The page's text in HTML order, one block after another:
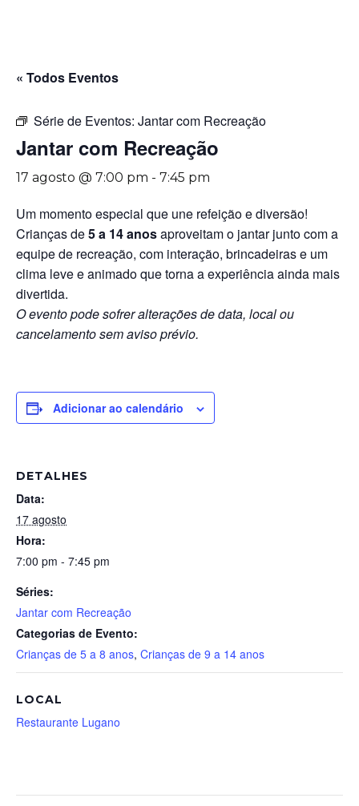
« Todos Eventos
Série de Eventos: Jantar com Recreação
Jantar com Recreação
17 agosto @ 7:00 pm - 7:45 pm
Um momento especial que une refeição e diversão!
Crianças de5 a 14 anosaproveitam o jantar junto com a
equipe de recreação, com interação, brincadeiras e um
clima leve e animado que torna a experiência ainda mais
divertida.
O evento pode sofrer alterações de data, local ou
cancelamento sem aviso prévio.
Adicionar ao calendário
DETALHES
Data:
17 agosto
Hora:
7:00 pm - 7:45 pm
Séries:
Jantar com Recreação
Categorias de Evento:
Crianças de 5 a 8 anos, Crianças de 9 a 14 anos
LOCAL
Restaurante Lugano